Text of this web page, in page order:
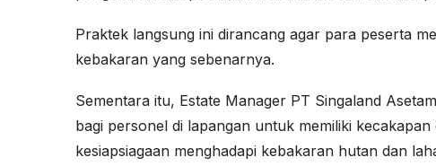
Praktek langsung ini dirancang agar para peserta
kebakaran yang sebenarnya.
Sementara itu, Estate Manager PT Singaland
bagi personel di lapangan untuk memiliki
kesiapsiagaan menghadapi kebakaran hutan dan